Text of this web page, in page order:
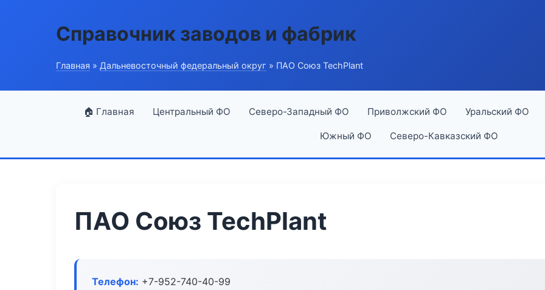
Справочник заводов и фабрик
Главная » Дальневосточный федеральный округ » ПАО Союз TechPlant
🏠 Главная Центральный ФО Северо-Западный ФО Приволжский ФО Уральский ФО
Южный ФО Северо-Кавказский ФО
ПАО Союз TechPlant
Телефон: +7-952-740-40-99